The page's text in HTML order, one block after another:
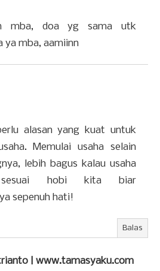
mba, doa yg sama utk
ya mba, aamiinn
alasan yang kuat untuk
Memulai usaha selain
lebih bagus kalau usaha
hobi kita biar
sepenuh hati!
Balas
| www.tamasyaku.com